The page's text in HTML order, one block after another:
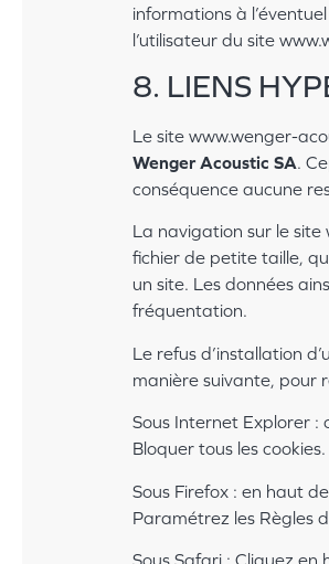
informations à
l’utilisateur du site
8. LIENS
Le site www.wenger-
Wenger Acoustic SA.
conséquence aucune
La navigation sur le site
fichier de petite taille,
un site. Les données
fréquentation.
Le refus d’installation
manière suivante, pour
Sous Internet Explorer
Bloquer tous les
Sous Firefox : en haut
Paramétrez les Règles
Sous Safari : Cliquez